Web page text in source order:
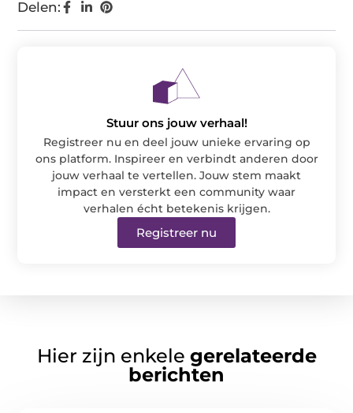
Delen:
Stuur ons jouw verhaal!
Registreer nu en deel jouw unieke ervaring op
ons platform. Inspireer en verbindt anderen door
jouw verhaal te vertellen. Jouw stem maakt
impact en versterkt een community waar
verhalen écht betekenis krijgen.
Registreer nu
Hier zijn enkele gerelateerde
berichten